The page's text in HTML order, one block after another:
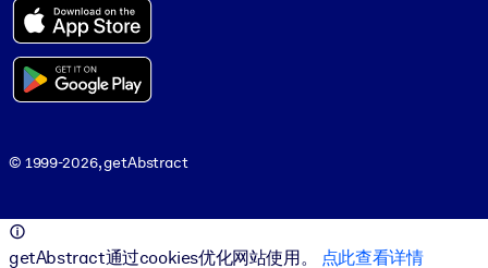
© 1999-2026, getAbstract
getAbstract通过cookies优化网站使用。 点此查看详情